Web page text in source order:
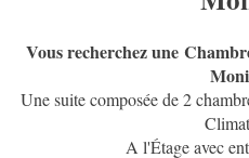
Vous recherchez une
Une suite composée de 2
A l'Étage avec